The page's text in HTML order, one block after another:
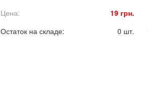
Цена:
19 грн.
Остаток на складе:
0 шт.